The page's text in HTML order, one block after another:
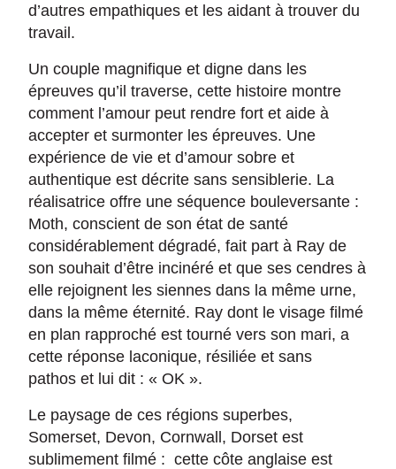
d’autres empathiques et les aidant à trouver du
travail.
Un couple magnifique et digne dans les
épreuves qu’il traverse, cette histoire montre
comment l’amour peut rendre fort et aide à
accepter et surmonter les épreuves. Une
expérience de vie et d’amour sobre et
authentique est décrite sans sensiblerie. La
réalisatrice offre une séquence bouleversante :
Moth, conscient de son état de santé
considérablement dégradé, fait part à Ray de
son souhait d’être incinéré et que ses cendres à
elle rejoignent les siennes dans la même urne,
dans la même éternité. Ray dont le visage filmé
en plan rapproché est tourné vers son mari, a
cette réponse laconique, résiliée et sans
pathos et lui dit : « OK ».
Le paysage de ces régions superbes,
Somerset, Devon, Cornwall, Dorset est
sublimement filmé : cette côte anglaise est